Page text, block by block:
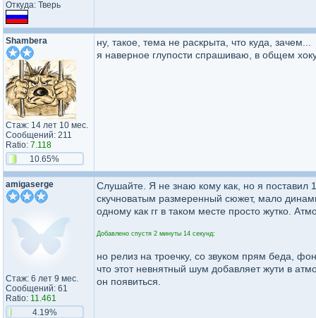
Откуда: Тверь
Shambera
Стаж: 14 лет 10 мес.
Сообщений: 211
Ratio: 7.118
10.65%
ну, такое, тема не раскрыта, что куда, зачем...
я наверное глупости спрашиваю, в общем
amigaserge
Стаж: 6 лет 9 мес.
Сообщений: 61
Ratio: 11.461
4.19%
Слушайте. Я не знаю кому как, но я поставил
скучноватым размеренный сюжет, мало
одному как гг в таком месте просто жутко.
Добавлено спустя 2 минуты 14 секунд:
но релиз на троечку, со звуком прям беда,
что этот невнятный шум добавляет жути в
он появиться.